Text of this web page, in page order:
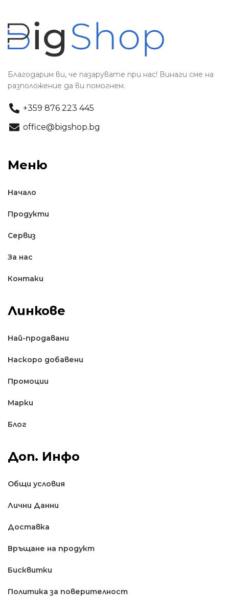
Благодарим ви, че пазарувате при нас! Винаги сме на
разположение да ви помогнем.
+359 876 223 445
office@bigshop.bg
Меню
Начало
Продукти
Сервиз
За нас
Контаки
Линкове
Най-продавани
Наскоро добавени
Промоции
Марки
Блог
Доп. Инфо
Общи условия
Лични Данни
Доставкa
Връщане на продукт
Бисквитки
Политика за поверителност